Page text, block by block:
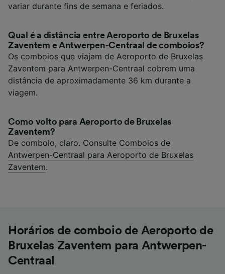
variar durante fins de semana e feriados.
Qual é a distância entre Aeroporto de Bruxelas
Zaventem e Antwerpen-Centraal de comboios?
Os comboios que viajam de Aeroporto de Bruxelas
Zaventem para Antwerpen-Centraal cobrem uma
distância de aproximadamente 36 km durante a
viagem.
Como volto para Aeroporto de Bruxelas
Zaventem?
De comboio, claro. Consulte Comboios de
Antwerpen-Centraal para Aeroporto de Bruxelas
Zaventem.
Horários de comboio de Aeroporto de
Bruxelas Zaventem para Antwerpen-
Centraal